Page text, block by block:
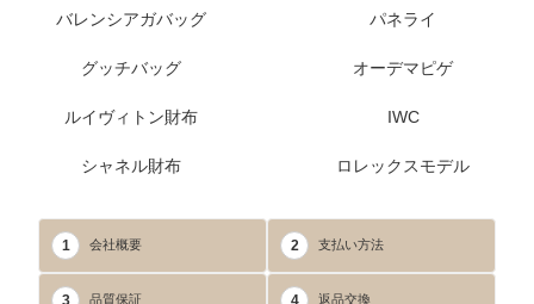
バレンシアガバッグ
グッチバッグ
ルイヴィトン財布
シャネル財布
パネライ
オーデマピゲ
IWC
ロレックスモデル
1 会社概要 2 支払い方法
3 品質保証 4 返品交換